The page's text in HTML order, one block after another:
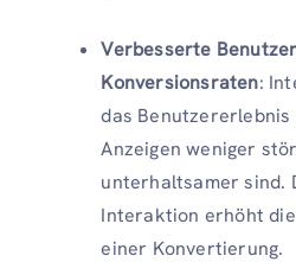
Verbesserte
Konversionsraten:
das
Anzeigen weniger
unterhaltsamer sind.
Interaktion erhöht
einer Konvertierung.